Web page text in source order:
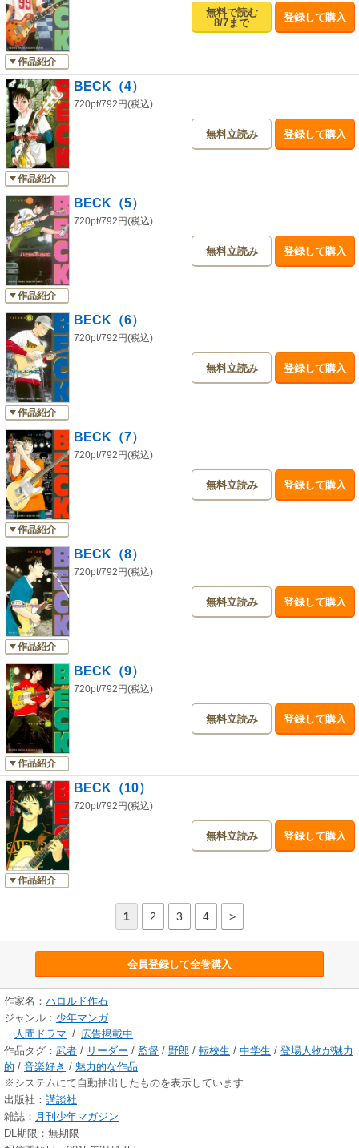
作品紹介
無料で読む
8/7まで
登録して購入
作品紹介
BECK（4）
720pt/792円(税込)
無料立読み 登録して購入
作品紹介
BECK（5）
720pt/792円(税込)
無料立読み 登録して購入
作品紹介
BECK（6）
720pt/792円(税込)
無料立読み 登録して購入
作品紹介
BECK（7）
720pt/792円(税込)
無料立読み 登録して購入
作品紹介
BECK（8）
720pt/792円(税込)
無料立読み 登録して購入
作品紹介
BECK（9）
720pt/792円(税込)
無料立読み 登録して購入
作品紹介
BECK（10）
720pt/792円(税込)
無料立読み 登録して購入
1 2 3 4 >
会員登録して全巻購入
作家名： ハロルド作石
ジャンル： 少年マンガ
人間ドラマ / 広告掲載中
作品タグ： 武者 / リーダー / 監督 / 野郎 / 転校生 / 中学生 / 登場人物が魅力
的 / 音楽好き / 魅力的な作品
※システムにて自動抽出したものを表示しています
出版社： 講談社
雑誌： 月刊少年マガジン
DL期限：無期限